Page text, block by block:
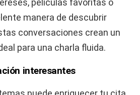
películas favoritas o
manera de descubrir
conversaciones crean un
para una charla fluida.
interesantes